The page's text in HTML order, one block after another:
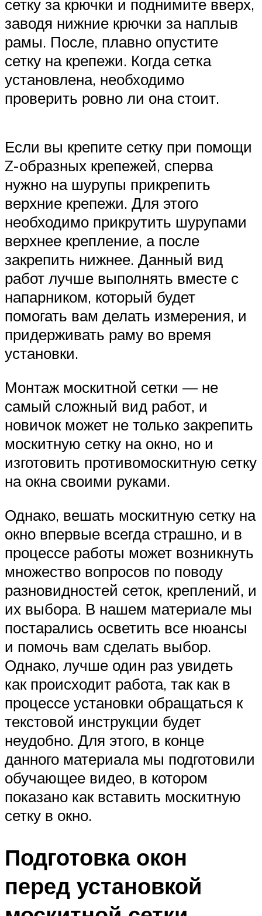
сетку за крючки и поднимите вверх,
заводя нижние крючки за наплыв
рамы. После, плавно опустите
сетку на крепежи. Когда сетка
установлена, необходимо
проверить ровно ли она стоит.
Если вы крепите сетку при помощи
Z-образных крепежей, сперва
нужно на шурупы прикрепить
верхние крепежи. Для этого
необходимо прикрутить шурупами
верхнее крепление, а после
закрепить нижнее. Данный вид
работ лучше выполнять вместе с
напарником, который будет
помогать вам делать измерения, и
придерживать раму во время
установки.
Монтаж москитной сетки — не
самый сложный вид работ, и
новичок может не только закрепить
москитную сетку на окно, но и
изготовить противомоскитную сетку
на окна своими руками.
Однако, вешать москитную сетку на
окно впервые всегда страшно, и в
процессе работы может возникнуть
множество вопросов по поводу
разновидностей сеток, креплений, и
их выбора. В нашем материале мы
постарались осветить все нюансы
и помочь вам сделать выбор.
Однако, лучше один раз увидеть
как происходит работа, так как в
процессе установки обращаться к
текстовой инструкции будет
неудобно. Для этого, в конце
данного материала мы подготовили
обучающее видео, в котором
показано как вставить москитную
сетку в окно.
Подготовка окон
перед установкой